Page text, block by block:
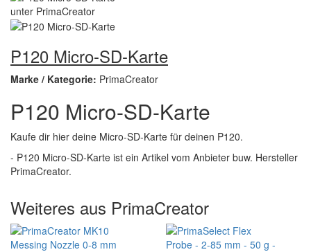
P120 Micro-SD-Karte
Marke / Kategorie: PrimaCreator
P120 Micro-SD-Karte
Kaufe dir hier deine Micro-SD-Karte für deinen P120.
- P120 Micro-SD-Karte ist ein Artikel vom Anbieter buw. Hersteller
PrimaCreator.
Weiteres aus PrimaCreator